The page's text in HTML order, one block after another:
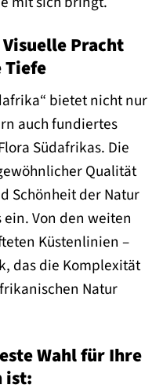
Pracht
Tiefe
bietet nicht nur
auch fundiertes
Südafrikas. Die
Qualität
Schönheit der Natur
Von den weiten
Küstenlinien –
das die Komplexität
Natur
Wahl für Ihre
ist: